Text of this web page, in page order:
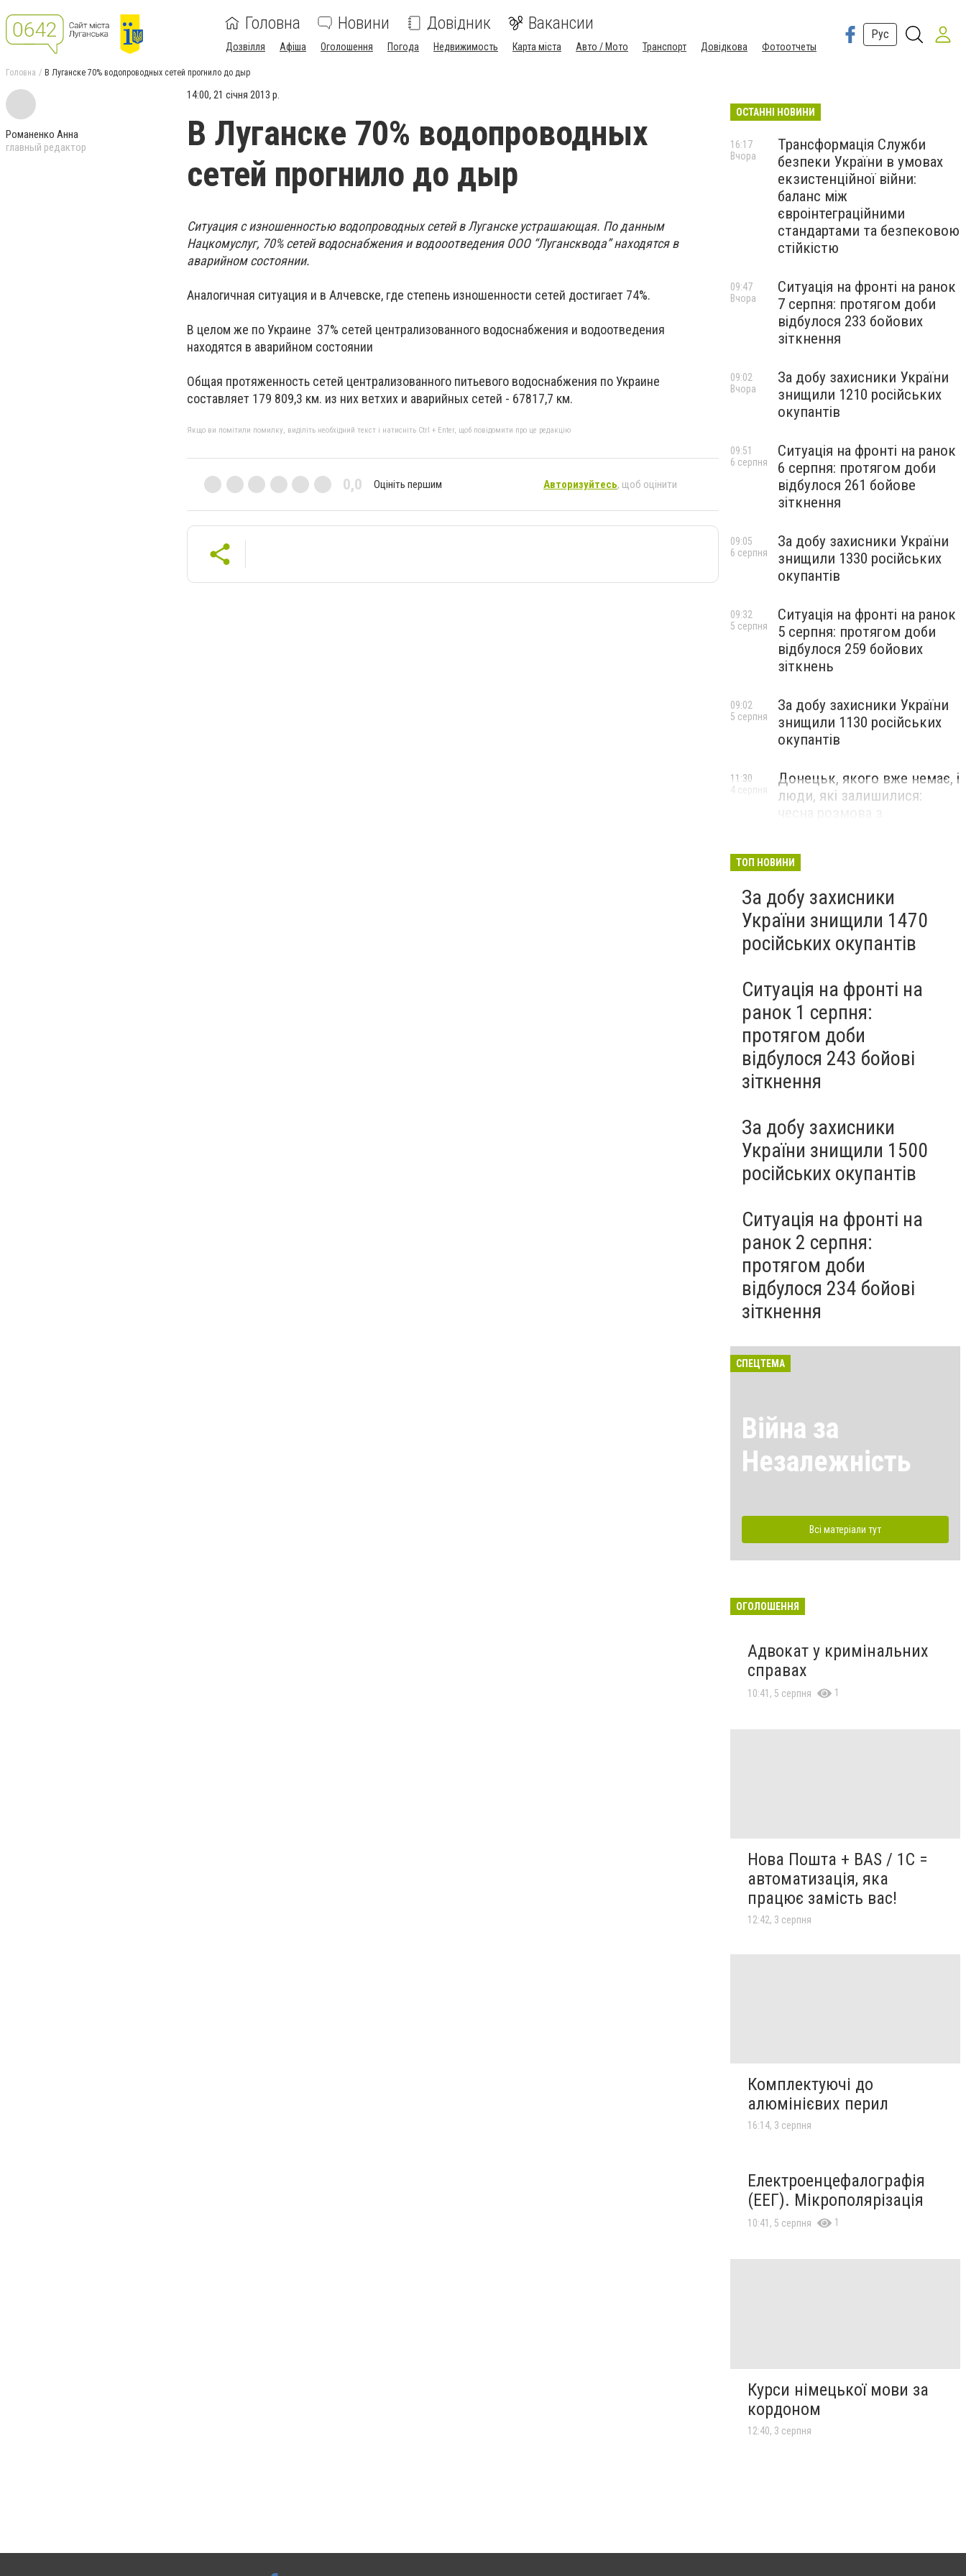
Головна Новини Довідник Вакансии
Дозвілля Афіша Оголошення Погода Недвижимость Карта міста Авто / Мото Транспорт Довідкова Фотоотчеты
Рус
Головна В Луганске 70% водопроводных сетей прогнило до дыр
Романенко Анна
главный редактор
14:00, 21 січня 2013 р.
В Луганске 70% водопроводных
сетей прогнило до дыр
Ситуация с изношенностью водопроводных сетей в Луганске устрашающая. По данным
Нацкомуслуг, 70% сетей водоснабжения и водооотведения ООО “Лугансквода” находятся в
аварийном состоянии.
Аналогичная ситуация и в Алчевске, где степень изношенности сетей достигает 74%.
В целом же по Украине 37% сетей централизованного водоснабжения и водоотведения
находятся в аварийном состоянии
Общая протяженность сетей централизованного питьевого водоснабжения по Украине
составляет 179 809,3 км. из них ветхих и аварийных сетей - 67817,7 км.
Якщо ви помітили помилку, виділіть необхідний текст і натисніть Ctrl + Enter, щоб повідомити про це редакцію
0,0 Оцініть першим Авторизуйтесь, щоб оцінити
ОСТАННІ НОВИНИ
Трансформація Служби
безпеки України в умовах
екзистенційної війни:
баланс між
євроінтеграційними
стандартами та безпековою
стійкістю
16:17
Вчора
Ситуація на фронті на ранок
7 серпня: протягом доби
відбулося 233 бойових
зіткнення
09:47
Вчора
За добу захисники України
знищили 1210 російських
окупантів
09:02
Вчора
Ситуація на фронті на ранок
6 серпня: протягом доби
відбулося 261 бойове
зіткнення
09:51
6 серпня
За добу захисники України
знищили 1330 російських
окупантів
09:05
6 серпня
Ситуація на фронті на ранок
5 серпня: протягом доби
відбулося 259 бойових
зіткнень
09:32
5 серпня
За добу захисники України
знищили 1130 російських
окупантів
09:02
5 серпня
Донецьк, якого вже немає, і
люди, які залишилися:
11:30
4 серпня
ТОП НОВИНИ
За добу захисники
України знищили 1470
російських окупантів
Ситуація на фронті на
ранок 1 серпня:
протягом доби
відбулося 243 бойові
зіткнення
За добу захисники
України знищили 1500
російських окупантів
Ситуація на фронті на
ранок 2 серпня:
протягом доби
відбулося 234 бойові
зіткнення
СПЕЦТЕМА
Війна за
Незалежність
Всі матеріали тут
ОГОЛОШЕННЯ
Адвокат у кримінальних
справах
10:41, 5 серпня 1
Нова Пошта + BAS / 1C =
автоматизація, яка
працює замість вас!
12:42, 3 серпня
Комплектуючі до
алюмінієвих перил
16:14, 3 серпня
Електроенцефалографія
(ЕЕГ). Мікрополярізація
10:41, 5 серпня 1
Курси німецької мови за
кордоном
12:40, 3 серпня